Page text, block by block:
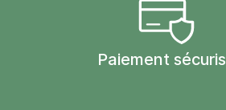
Paiement